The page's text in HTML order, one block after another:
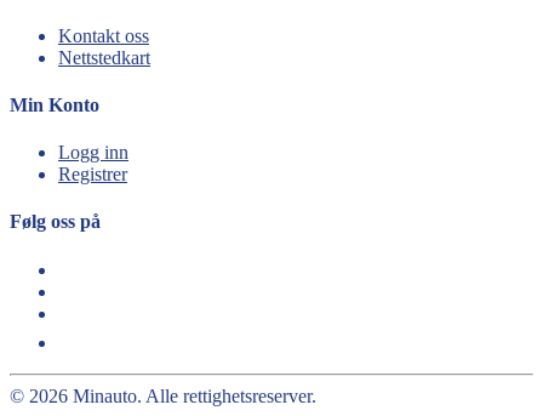
Kontakt oss
Nettstedkart
Min Konto
Logg inn
Registrer
Følg oss på
© 2026 Minauto. Alle rettighetsreserver.